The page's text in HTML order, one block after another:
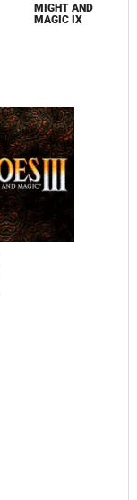
MIGHT AND
MAGIC IX